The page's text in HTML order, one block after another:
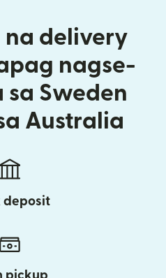
na delivery
nagse-
sa Sweden
Australia
deposit
pickup